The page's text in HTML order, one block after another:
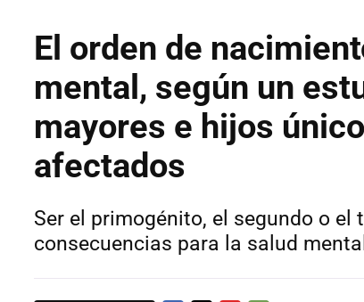
El orden de
mental, según un
mayores e hijos
afectados
Ser el primogénito, el segundo o el
consecuencias para la salud